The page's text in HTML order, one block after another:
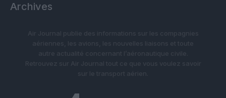
Archives